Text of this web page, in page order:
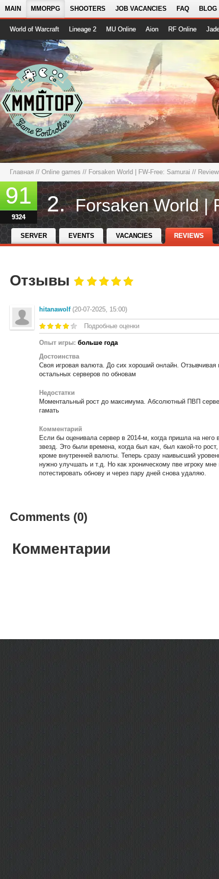
MAIN MMORPG SHOOTERS JOB VACANCIES FAQ BLOG
World of Warcraft Lineage 2 MU Online Aion RF Online
Главная // Online games // Forsaken World | FW-Free: Samurai //
91
9324
2.
SERVER EVENTS VACANCIES REVIEWS
Отзывы
hitanawolf (20-07-2025, 15:00)
Подробные оценки
Опыт игры: больше года
Достоинства
Своя игровая валюта. До сих хороший онлайн. Отзывчивая
остальных серверов по обновам
Недостатки
Моментальный рост до максимума. Абсолютный ПВП
гамать
Комментарий
Если бы оценивала сервер в 2014-м, когда пришла на него
звезд. Это были времена, когда был кач, был какой-то
кроме внутренней валюты. Теперь сразу наивысший
нужно улучшать и т.д. Но как хроническому пве игроку
потестировать обнову и через пару дней снова удаляю.
Comments (0)
Комментарии